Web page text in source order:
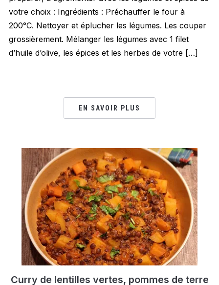
votre choix : Ingrédients : Préchauffer le four à
200°C. Nettoyer et éplucher les légumes. Les couper
grossièrement. Mélanger les légumes avec 1 filet
d’huile d’olive, les épices et les herbes de votre […]
EN SAVOIR PLUS
Curry de lentilles vertes, pommes de terre